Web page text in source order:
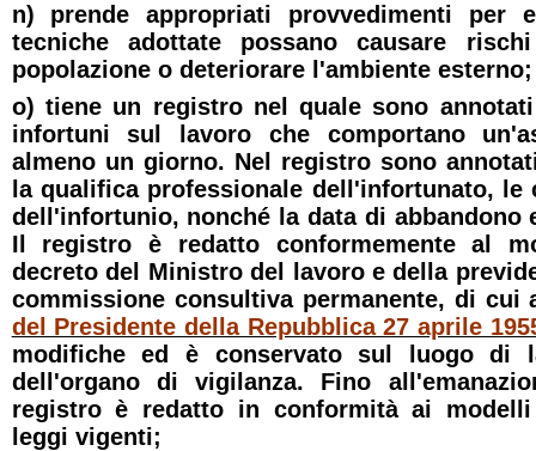
n) prende appropriati provvedimenti per
tecniche adottate possano causare
popolazione o deteriorare l'ambiente esterno;
o) tiene un registro nel quale sono
infortuni sul lavoro che comportano
almeno un giorno. Nel registro sono
la qualifica professionale dell'infortunato, le
dell'infortunio, nonché la data di abbandono
Il registro è redatto conformemente al
decreto del Ministro del lavoro e della
commissione consultiva permanente, di cui
del Presidente della Repubblica 27 aprile
modifiche ed è conservato sul luogo di
dell'organo di vigilanza. Fino
registro è redatto in conformità ai
leggi vigenti;